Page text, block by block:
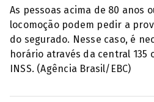
As pessoas acima de 80 anos
locomoção podem pedir a
do segurado. Nesse caso, é
horário através da central 135
INSS. (Agência Brasil/EBC)